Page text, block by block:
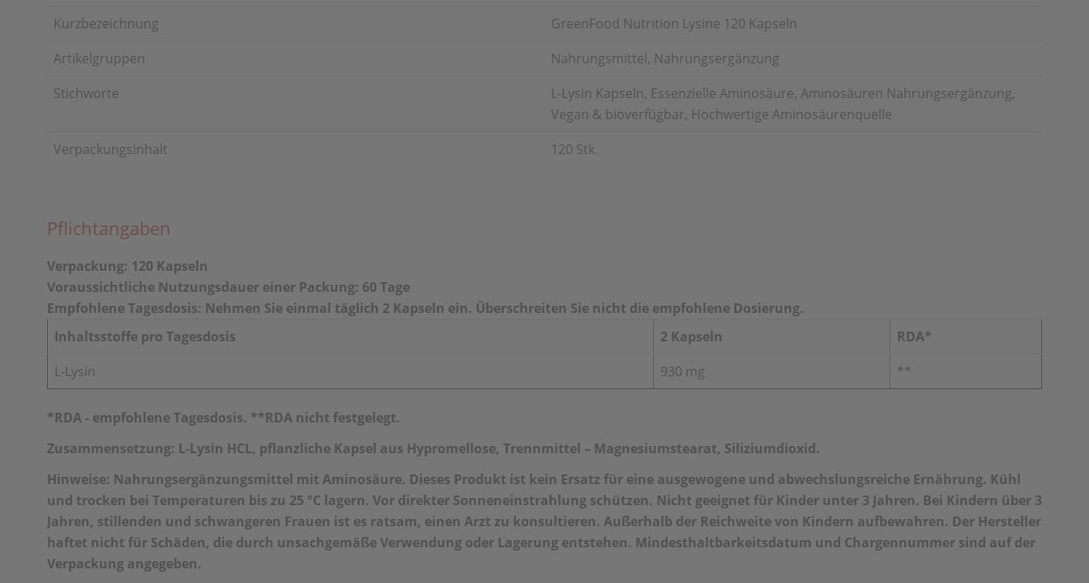
Kurzbezeichnung
GreenFood Nutrition Lysine 120 Kapseln
Artikelgruppen
Nahrungsmittel, Nahrungsergänzung
Stichworte
L-Lysin Kapseln, Essenzielle Aminosäure, Aminosäuren Nahrungsergänzung,
Vegan & bioverfügbar, Hochwertige Aminosäurenquelle
Verpackungsinhalt
120 Stk.
Pflichtangaben
Verpackung: 120 Kapseln
Voraussichtliche Nutzungsdauer einer Packung: 60 Tage
Empfohlene Tagesdosis: Nehmen Sie einmal täglich 2 Kapseln ein. Überschreiten Sie nicht die empfohlene Dosierung.
Inhaltsstoffe pro Tagesdosis
2 Kapseln
RDA*
L-Lysin
930 mg **
*RDA - empfohlene Tagesdosis. **RDA nicht festgelegt.
Zusammensetzung: L-Lysin HCL, pflanzliche Kapsel aus Hypromellose, Trennmittel – Magnesiumstearat, Siliziumdioxid.
Hinweise: Nahrungsergänzungsmittel mit Aminosäure. Dieses Produkt ist kein Ersatz für eine ausgewogene und abwechslungsreiche Ernährung. Kühl
und trocken bei Temperaturen bis zu 25 °C lagern. Vor direkter Sonneneinstrahlung schützen. Nicht geeignet für Kinder unter 3 Jahren. Bei Kindern über 3
Jahren, stillenden und schwangeren Frauen ist es ratsam, einen Arzt zu konsultieren. Außerhalb der Reichweite von Kindern aufbewahren. Der Hersteller
haftet nicht für Schäden, die durch unsachgemäße Verwendung oder Lagerung entstehen. Mindesthaltbarkeitsdatum und Chargennummer sind auf der
Verpackung angegeben.